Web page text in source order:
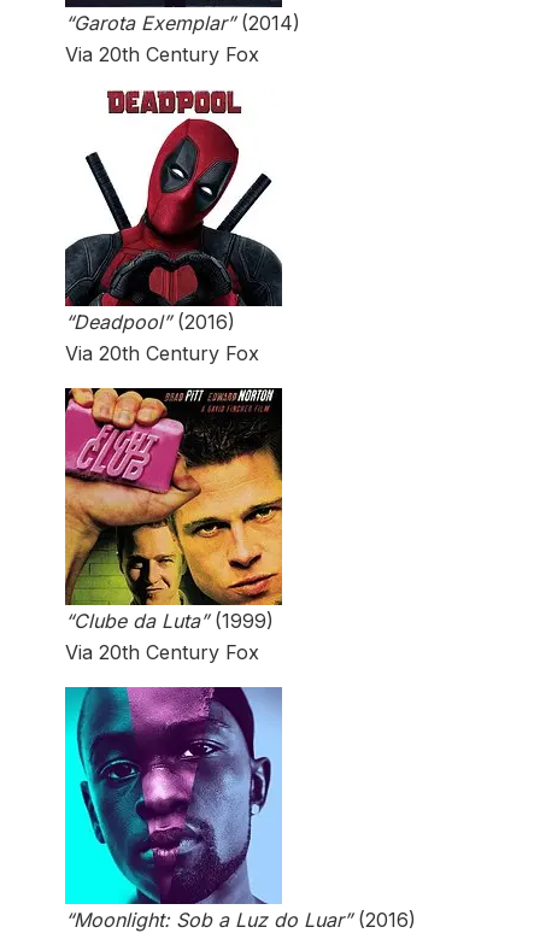
“Garota Exemplar”(2014)
Via 20th Century Fox
“Deadpool”(2016)
Via 20th Century Fox
“Clube da Luta”(1999)
Via 20th Century Fox
“Moonlight: Sob a Luz do Luar”(2016)